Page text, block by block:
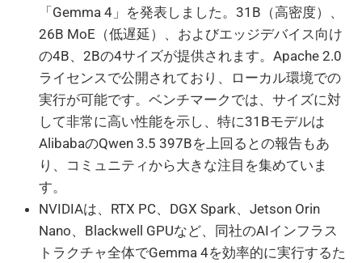
「Gemma 4」を発表しました。31B（高密度）、
26B MoE（低遅延）、およびエッジデバイス向け
の4B、2Bの4サイズが提供されます。Apache 2.0
ライセンスで公開されており、ローカル環境での
実行が可能です。ベンチマークでは、サイズに対
して非常に高い性能を示し、特に31Bモデルは
AlibabaのQwen 3.5 397Bを上回るとの報告もあ
り、コミュニティから大きな注目を集めていま
す。
NVIDIAは、RTX PC、DGX Spark、Jetson Orin
Nano、Blackwell GPUなど、同社のAIインフラス
トラクチャ全体でGemma 4を効率的に実行するた